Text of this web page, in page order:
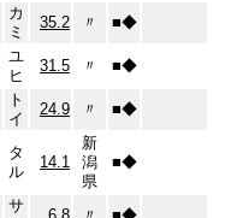
カ
ミ
35.2 〃 ■◆
ユ
ヒ
31.5 〃 ■◆
ト
イ
24.9 〃 ■◆
タ
ル
14.1
新
潟
県
■◆
サ